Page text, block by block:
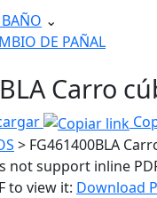
⌄
DE PAÑAL
Carro
> FG461400BLA
not support inline
to view it: Download